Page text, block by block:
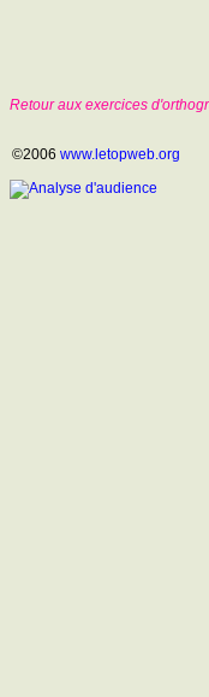
Retour aux exercices
©2006 www.letopweb.org